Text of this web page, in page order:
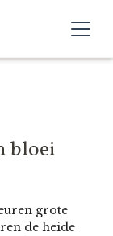
bloei
grote
de heide